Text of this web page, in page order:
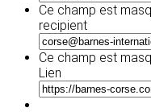
Ce champ est
recipient
Ce champ est
Lien